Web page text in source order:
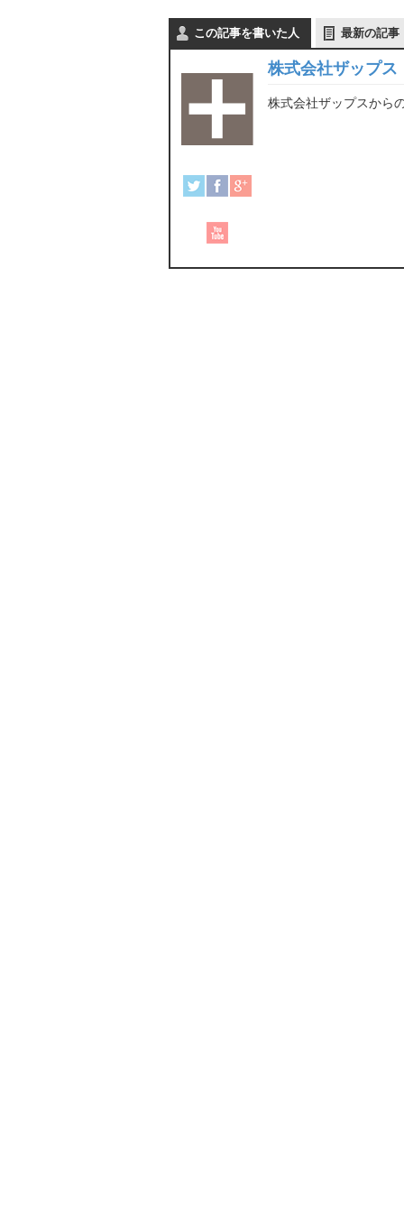
この記事を書いた人 最新の記事
株式会社ザップス
株式会社ザップスから